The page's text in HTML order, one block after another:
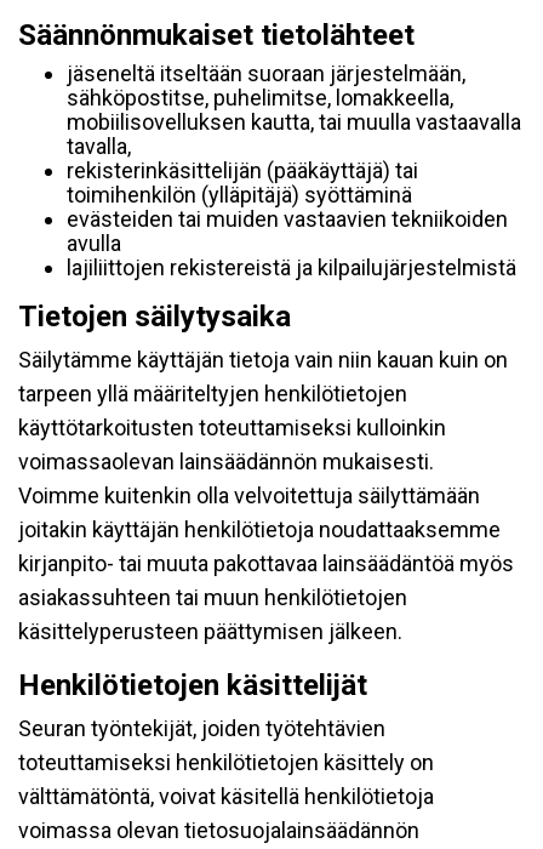
Säännönmukaiset tietolähteet
jäseneltä itseltään suoraan järjestelmään,
sähköpostitse, puhelimitse, lomakkeella,
mobiilisovelluksen kautta, tai muulla vastaavalla
tavalla,
rekisterinkäsittelijän (pääkäyttäjä) tai
toimihenkilön (ylläpitäjä) syöttäminä
evästeiden tai muiden vastaavien tekniikoiden
avulla
lajiliittojen rekistereistä ja kilpailujärjestelmistä
Tietojen säilytysaika
Säilytämme käyttäjän tietoja vain niin kauan kuin on
tarpeen yllä määriteltyjen henkilötietojen
käyttötarkoitusten toteuttamiseksi kulloinkin
voimassaolevan lainsäädännön mukaisesti.
Voimme kuitenkin olla velvoitettuja säilyttämään
joitakin käyttäjän henkilötietoja noudattaaksemme
kirjanpito- tai muuta pakottavaa lainsäädäntöä myös
asiakassuhteen tai muun henkilötietojen
käsittelyperusteen päättymisen jälkeen.
Henkilötietojen käsittelijät
Seuran työntekijät, joiden työtehtävien
toteuttamiseksi henkilötietojen käsittely on
välttämätöntä, voivat käsitellä henkilötietoja
voimassa olevan tietosuojalainsäädännön